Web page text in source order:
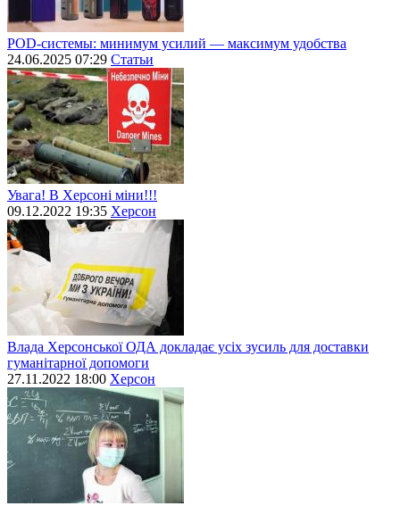
POD-системы: минимум усилий — максимум удобства
24.06.2025 07:29 Статьи
Увага! В Херсоні міни!!!
09.12.2022 19:35 Херсон
Влада Херсонської ОДА докладає усіх зусиль для доставки
гуманітарної допомоги
27.11.2022 18:00 Херсон